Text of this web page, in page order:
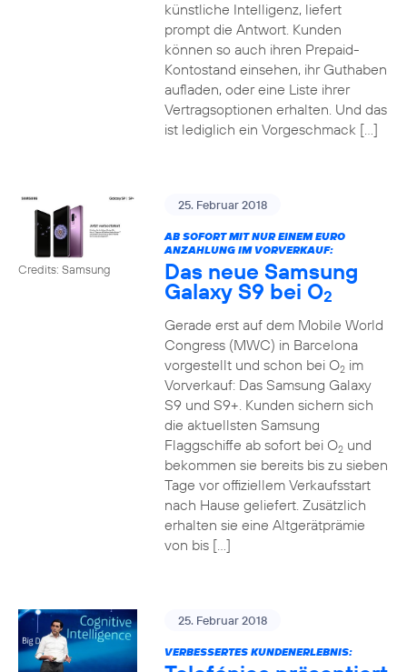
künstliche Intelligenz, liefert
prompt die Antwort. Kunden
können so auch ihren Prepaid-
Kontostand einsehen, ihr Guthaben
aufladen, oder eine Liste ihrer
Vertragsoptionen erhalten. Und das
ist lediglich ein Vorgeschmack […]
Credits: Samsung
25. Februar 2018
AB SOFORT MIT NUR EINEM EURO
ANZAHLUNG IM VORVERKAUF:
Das neue Samsung
Galaxy S9 bei O2
Gerade erst auf dem Mobile World
Congress (MWC) in Barcelona
vorgestellt und schon bei O2im
Vorverkauf: Das Samsung Galaxy
S9 und S9+. Kunden sichern sich
die aktuellsten Samsung
Flaggschiffe ab sofort bei O2und
bekommen sie bereits bis zu sieben
Tage vor offiziellem Verkaufsstart
nach Hause geliefert. Zusätzlich
erhalten sie eine Altgerätprämie
von bis […]
25. Februar 2018
VERBESSERTES KUNDENERLEBNIS: